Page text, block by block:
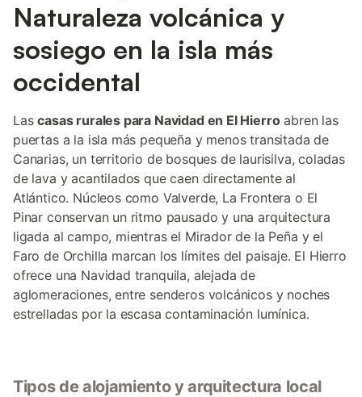
Naturaleza volcánica y
sosiego en la isla más
occidental
Lascasas rurales para Navidad en El Hierroabren las
puertas a la isla más pequeña y menos transitada de
Canarias, un territorio de bosques de laurisilva, coladas
de lava y acantilados que caen directamente al
Atlántico. Núcleos como Valverde, La Frontera o El
Pinar conservan un ritmo pausado y una arquitectura
ligada al campo, mientras el Mirador de la Peña y el
Faro de Orchilla marcan los límites del paisaje. El Hierro
ofrece una Navidad tranquila, alejada de
aglomeraciones, entre senderos volcánicos y noches
estrelladas por la escasa contaminación lumínica.
Tipos de alojamiento y arquitectura local